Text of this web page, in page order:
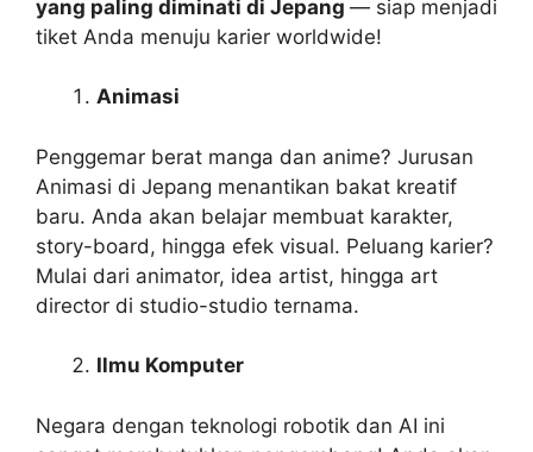
yang paling diminati di Jepang — siap menjadi
tiket Anda menuju karier worldwide!
Animasi
Penggemar berat manga dan anime? Jurusan
Animasi di Jepang menantikan bakat kreatif
baru. Anda akan belajar membuat karakter,
story-board, hingga efek visual. Peluang karier?
Mulai dari animator, idea artist, hingga art
director di studio-studio ternama.
Ilmu Komputer
Negara dengan teknologi robotik dan AI ini